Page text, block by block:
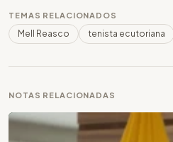
TEMAS RELACIONADOS
Mell Reasco tenista ecutoriana
NOTAS RELACIONADAS